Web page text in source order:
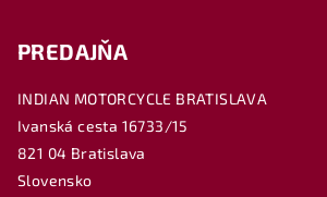
PREDAJŇA
INDIAN MOTORCYCLE BRATISLAVA
Ivanská cesta 16733/15
821 04 Bratislava
Slovensko